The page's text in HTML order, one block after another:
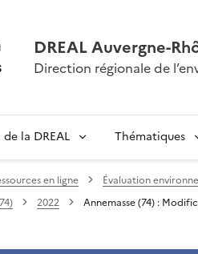
DREAL Auvergne-
Direction régionale de
la DREAL Thématiques
en ligne Évaluation
2022 Annemasse (74) :